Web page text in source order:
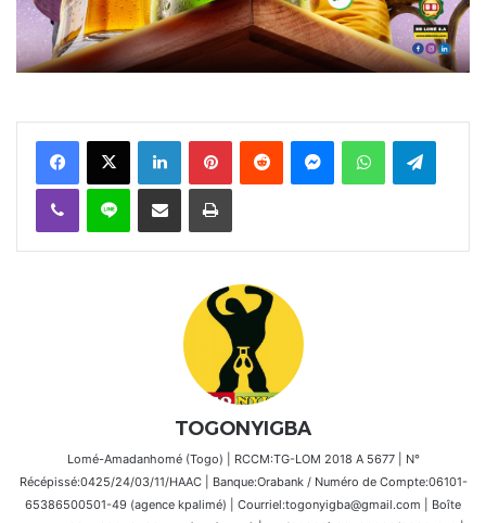
FacebookX Linkedin PinterestReddit MessengerWhatsAppTelegram
Viber Ligne Partager par email Imprimer
TOGONYIGBA
Lomé-Amadanhomé (Togo) | RCCM:TG-LOM 2018 A 5677 | N°
Récépissé:0425/24/03/11/HAAC | Banque:Orabank / Numéro de Compte:06101-
65386500501-49 (agence kpalimé) | Courriel:togonyigba@gmail.com | Boîte